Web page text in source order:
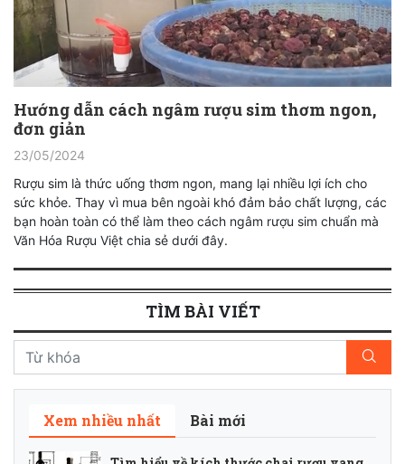
Hướng dẫn cách ngâm rượu sim thơm ngon,
đơn giản
23/05/2024
Rượu sim là thức uống thơm ngon, mang lại nhiều lợi ích cho
sức khỏe. Thay vì mua bên ngoài khó đảm bảo chất lượng, các
bạn hoàn toàn có thể làm theo cách ngâm rượu sim chuẩn mà
Văn Hóa Rượu Việt chia sẻ dưới đây.
TÌM BÀI VIẾT
Xem nhiều nhất Bài mới